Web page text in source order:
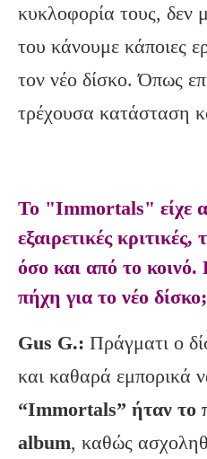
κυκλοφορία τους, δεν
του κάνουμε κάποιες
τον νέο δίσκο. Όπως
τρέχουσα κατάσταση
Το "Immortals" είχε
εξαιρετικές
όσο και από το
πήχη για το νέο δίσκο;
Gus G.: Πράγματι ο
και καθαρά εμπορικά
“Immortals” ήταν το
album, καθώς